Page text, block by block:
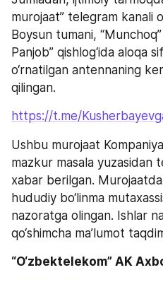
murojaat” telegram kanali
Boysun tumani,
Panjob” qishlog‘ida aloqa
o‘rnatilgan antennaning
qilingan.
https://t.me/
Ushbu murojaat
mazkur masala yuzasidan
xabar berilgan.
hududiy bo‘linma
nazoratga olingan. Ishlar
qo‘shimcha ma’lumot
“O‘zbektelekom” AK